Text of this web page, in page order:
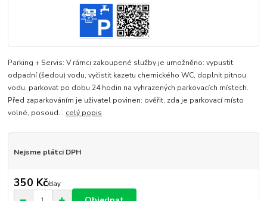
Parking + Servis: V rámci zakoupené služby je umožněno: vypustit
odpadní (šedou) vodu, vyčistit kazetu chemického WC, doplnit pitnou
vodu, parkovat po dobu 24 hodin na vyhrazených parkovacích místech.
Před zaparkováním je uživatel povinen: ověřit, zda je parkovací místo
volné, posoud... celý popis
Nejsme plátci DPH
350 Kč/day